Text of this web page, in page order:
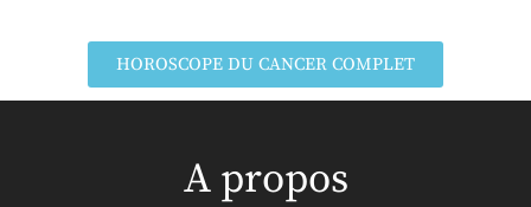
HOROSCOPE DU CANCER COMPLET
A propos